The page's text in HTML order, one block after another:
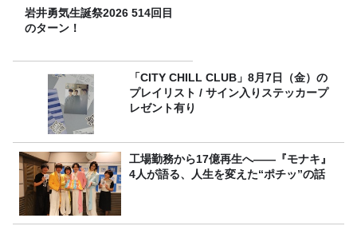
岩井勇気生誕祭2026 514回目
のターン！
「CITY CHILL CLUB」8月7日（金）の
プレイリスト / サイン入りステッカープ
レゼント有り
工場勤務から17億再生へ——『モナキ』
4人が語る、人生を変えた“ポチッ”の話